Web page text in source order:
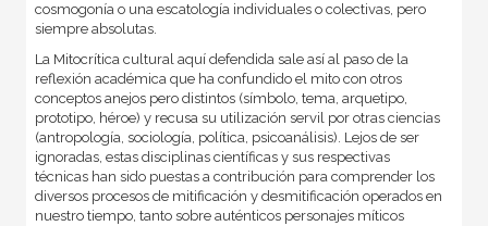
cosmogonía o una escatología individuales o colectivas, pero
siempre absolutas.
La Mitocrítica cultural aquí defendida sale así al paso de la
reflexión académica que ha confundido el mito con otros
conceptos anejos pero distintos (símbolo, tema, arquetipo,
prototipo, héroe) y recusa su utilización servil por otras ciencias
(antropología, sociología, política, psicoanálisis). Lejos de ser
ignoradas, estas disciplinas científicas y sus respectivas
técnicas han sido puestas a contribución para comprender los
diversos procesos de mitificación y desmitificación operados en
nuestro tiempo, tanto sobre auténticos personajes míticos